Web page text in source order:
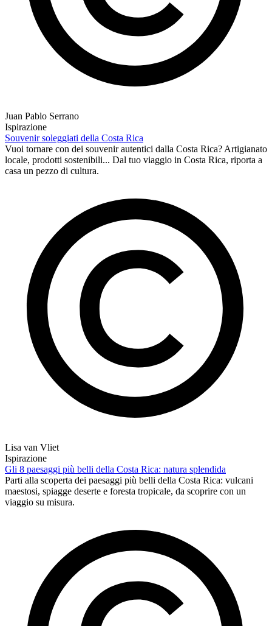
Juan Pablo Serrano
Ispirazione
Souvenir soleggiati della Costa Rica
Vuoi tornare con dei souvenir autentici dalla Costa Rica? Artigianato
locale, prodotti sostenibili... Dal tuo viaggio in Costa Rica, riporta a
casa un pezzo di cultura.
Lisa van Vliet
Ispirazione
Gli 8 paesaggi più belli della Costa Rica: natura splendida
Parti alla scoperta dei paesaggi più belli della Costa Rica: vulcani
maestosi, spiagge deserte e foresta tropicale, da scoprire con un
viaggio su misura.